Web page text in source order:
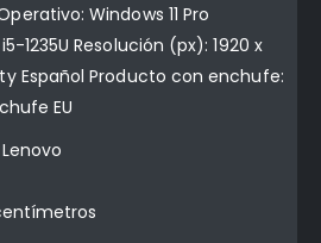
Windows 11 Pro
1235U Resolución (px): 1920 x
Español Producto con enchufe:
EU